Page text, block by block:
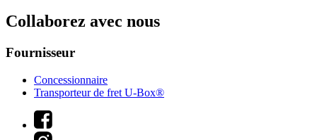
Collaborez avec nous
Fournisseur
Concessionnaire
Transporteur de fret U-Box®